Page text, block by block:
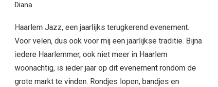
Diana
Haarlem Jazz, een jaarlijks terugkerend evenement.
Voor velen, dus ook voor mij een jaarlijkse traditie. Bijna
iedere Haarlemmer, ook niet meer in Haarlem
woonachtig, is ieder jaar op dit evenement rondom de
grote markt te vinden. Rondjes lopen, bandjes en